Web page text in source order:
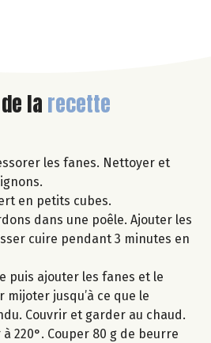
de la recette
les fanes. Nettoyer et
en petits cubes.
dans une poêle. Ajouter les
cuire pendant 3 minutes en
puis ajouter les fanes et le
mijoter jusqu’à ce que le
Couvrir et garder au chaud.
220°. Couper 80 g de beurre